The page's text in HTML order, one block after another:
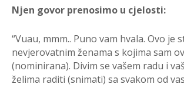
Njen govor prenosimo u cjelosti:
“Vuau, mmm.. Puno vam hvala. Ovo je
nevjerovatnim ženama s kojima sam
(nominirana). Divim se vašem radu i
želima raditi (snimati) sa svakom od